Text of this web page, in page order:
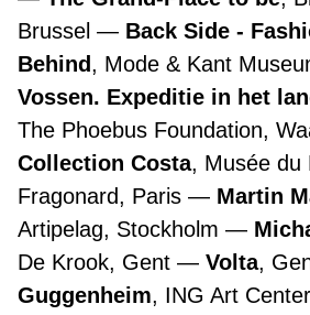
Brussel
Back Side -
Behind, Mode & Kant
Vossen. Expeditie in het
The Phoebus Foundation,
Collection Costa, Musée du
Fragonard, Paris
Martin
Artipelag, Stockholm
De Krook, Gent
Volta,
Guggenheim, ING Art